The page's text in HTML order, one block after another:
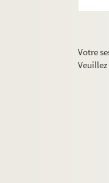
Votre